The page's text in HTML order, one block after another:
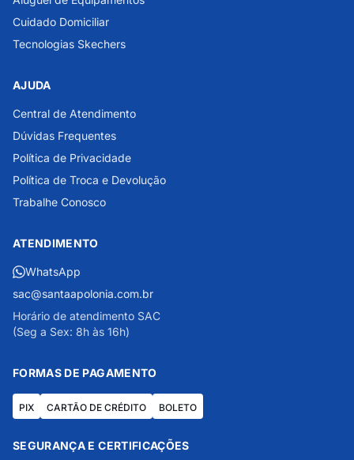
Cuidado Domiciliar
Tecnologias Skechers
AJUDA
Central de Atendimento
Dúvidas Frequentes
Política de Privacidade
Política de Troca e Devolução
Trabalhe Conosco
ATENDIMENTO
WhatsApp
sac@santaapolonia.com.br
Horário de atendimento SAC
(Seg a Sex: 8h às 16h)
FORMAS DE PAGAMENTO
PIX CARTÃO DE CRÉDITO BOLETO
SEGURANÇA E CERTIFICAÇÕES